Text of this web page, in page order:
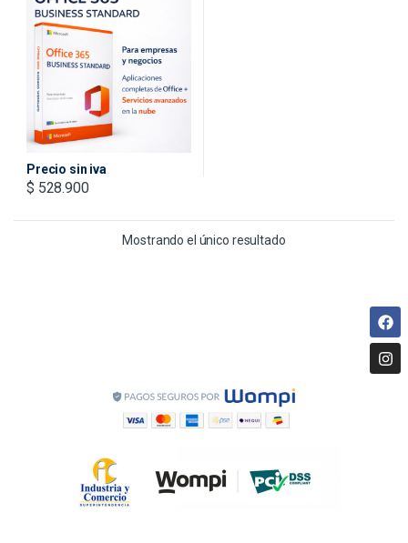
Precio sin iva
$ 528.900
Mostrando el único resultado